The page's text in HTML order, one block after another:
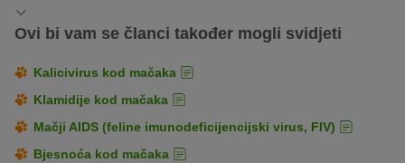
Ovi bi vam se članci također mogli svidjeti
Kalicivirus kod mačaka
Klamidije kod mačaka
Mačji AIDS (feline imunodeficijencijski virus, FIV)
Bjesnoća kod mačaka